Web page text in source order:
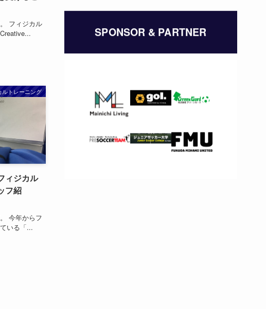
フィジカル
トレーニング
ィジカル
フ紹
今年からフ
いる「...
イ
SPONSOR & PARTNER